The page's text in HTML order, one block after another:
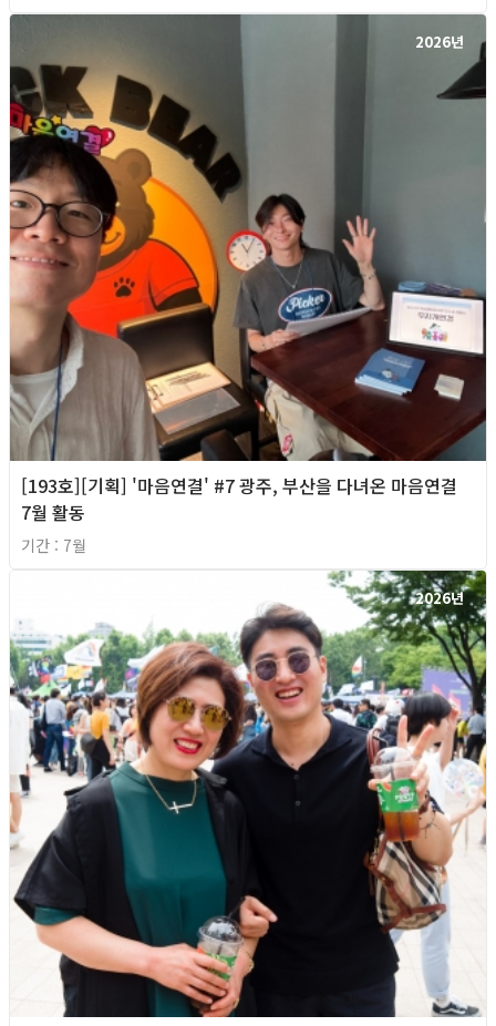
2026년
[193호][기획] '마음연결' #7 광주, 부산을 다녀온 마음연결
7월 활동
기간 : 7월
2026년